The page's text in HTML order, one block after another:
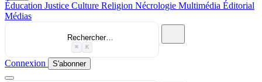
Éducation Justice Culture Religion Nécrologie Multimédia Éditorial
Médias
Rechercher…
⌘ K
Connexion S'abonner